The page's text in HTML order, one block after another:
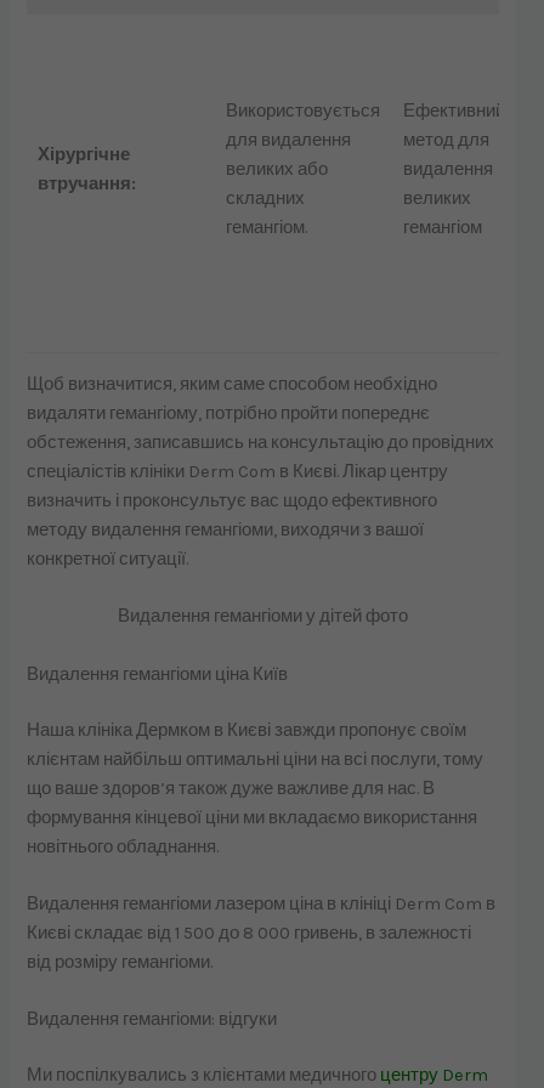
Хірургічне
втручання:
Використовується
для видалення
великих або
складних
гемангіом.
Ефективний
метод для
видалення
великих
гемангіом
Щоб визначитися, яким саме способом необхідно
видаляти гемангіому, потрібно пройти попереднє
обстеження, записавшись на консультацію до провідних
спеціалістів клініки Derm Com в Києві. Лікар центру
визначить і проконсультує вас щодо ефективного
методу видалення гемангіоми, виходячи з вашої
конкретної ситуації.
Видалення гемангіоми у дітей фото
Видалення гемангіоми ціна Київ
Наша клініка Дермком в Києві завжди пропонує своїм
клієнтам найбільш оптимальні ціни на всі послуги, тому
що ваше здоров’я також дуже важливе для нас. В
формування кінцевої ціни ми вкладаємо використання
новітнього обладнання.
Видалення гемангіоми лазером ціна в клініці Derm Com в
Києві складає від 1 500 до 8 000 гривень, в залежності
від розміру гемангіоми.
Видалення гемангіоми: відгуки
Ми поспілкувались з клієнтами медичного центру Derm